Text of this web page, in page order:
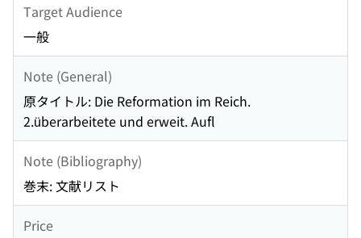
Target Audience
一般
Note (General)
原タイトル: Die Reformation im Reich.
2.überarbeitete und erweit. Aufl
Note (Bibliography)
巻末: 文献リスト
Price